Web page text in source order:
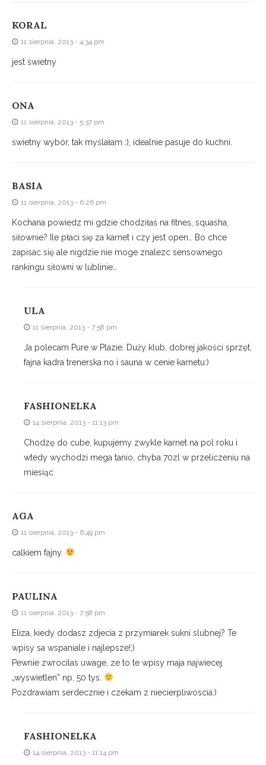
KORAL
11 sierpnia, 2013 - 4:34 pm
jest świetny
ONA
11 sierpnia, 2013 - 5:37 pm
świetny wybór, tak myślałam :), idealnie pasuje do kuchni.
BASIA
11 sierpnia, 2013 - 6:26 pm
Kochana powiedz mi gdzie chodziłaś na fitnes, squasha,
siłownie? Ile płaci się za karnet i czy jest open… Bo chce
zapisac się ale nigdzie nie moge znalezc sensownego
rankingu siłowni w lublinie…
ULA
11 sierpnia, 2013 - 7:58 pm
Ja polecam Pure w Plazie. Duży klub, dobrej jakości sprzęt,
fajna kadra trenerska no i sauna w cenie karnetu:)
FASHIONELKA
14 sierpnia, 2013 - 11:13 pm
Chodzę do cube, kupujemy zwykle karnet na pol roku i
wtedy wychodzi mega tanio, chyba 70zl w przeliczeniu na
miesiąc
AGA
11 sierpnia, 2013 - 6:49 pm
calkiem fajny.
PAULINA
11 sierpnia, 2013 - 7:58 pm
Eliza, kiedy dodasz zdjecia z przymiarek sukni slubnej? Te
wpisy sa wspaniale i najlepsze!;)
Pewnie zwrocilas uwage, ze to te wpisy maja najwiecej
„wyswietlen” np. 50 tys.
Pozdrawiam serdecznie i czekam z niecierpliwoscia:)
FASHIONELKA
14 sierpnia, 2013 - 11:14 pm